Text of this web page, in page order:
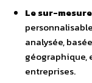
Le sur-mesure
analysée,
géographique,
entreprises.